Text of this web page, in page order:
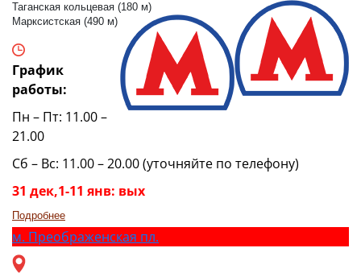
Таганская кольцевая (180 м)
Марксистская (490 м)
График
работы:
Пн – Пт: 11.00 –
21.00
Сб – Вс: 11.00 – 20.00 (уточняйте по телефону)
31 дек,1-11 янв: вых
Подробнее
м. Преображенская пл.